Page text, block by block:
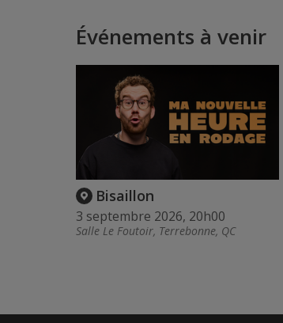
Événements à venir
Bisaillon
3 septembre 2026, 20h00
Salle Le Foutoir, Terrebonne, QC